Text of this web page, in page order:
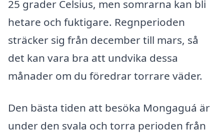
25 grader Celsius, men somrarna kan bli
hetare och fuktigare. Regnperioden
sträcker sig från december till mars, så
det kan vara bra att undvika dessa
månader om du föredrar torrare väder.
Den bästa tiden att besöka Mongaguá är
under den svala och torra perioden från